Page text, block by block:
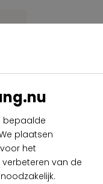
bepaalde
plaatsen
het
van de